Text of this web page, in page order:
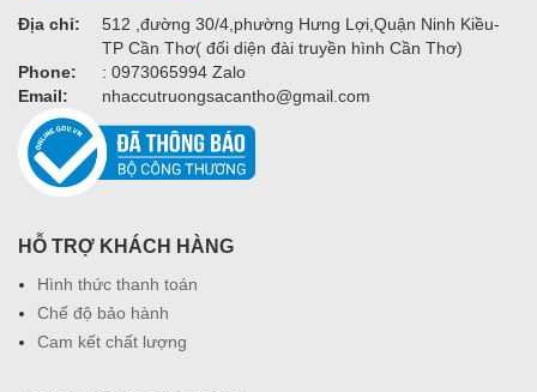
Địa chỉ:
512 ,đường 30/4,phường Hưng Lợi,Quận Ninh Kiều-
TP Cần Thơ( đối diện đài truyền hình Cần Thơ)
Phone:
: 0973065994 Zalo
Email:
nhaccutruongsacantho@gmail.com
HỖ TRỢ KHÁCH HÀNG
Hình thức thanh toán
Chế độ bảo hành
Cam kết chất lượng